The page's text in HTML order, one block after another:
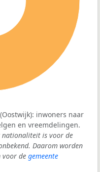
inwoners naar
en vreemdelingen.
nationaliteit is voor de
Daarom worden
voor de gemeente